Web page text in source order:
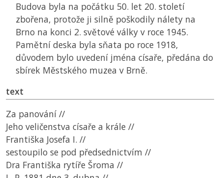
Budova byla na počátku 50. let 20. století
zbořena, protože ji silně poškodily nálety na
Brno na konci 2. světové války v roce 1945.
Pamětní deska byla sňata po roce 1918,
důvodem bylo uvedení jména císaře, předána do
sbírek Městského muzea v Brně.
text
Za panování //
Jeho veličenstva císaře a krále //
Františka Josefa I. //
sestoupilo se pod předsednictvím //
Dra Františka rytíře Šroma //